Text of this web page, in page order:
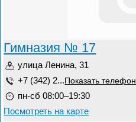
Гимназия № 17
улица Ленина, 31
+7 (342) 2... Показать телефон
пн-сб 08:00–19:30
Посмотреть на карте